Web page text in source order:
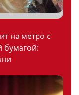
на метро с
бумагой: